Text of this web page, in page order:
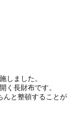
しました。
く長財布です。
んと整頓することが